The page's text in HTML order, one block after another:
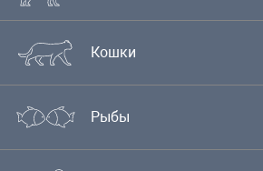
Кошки
Рыбы